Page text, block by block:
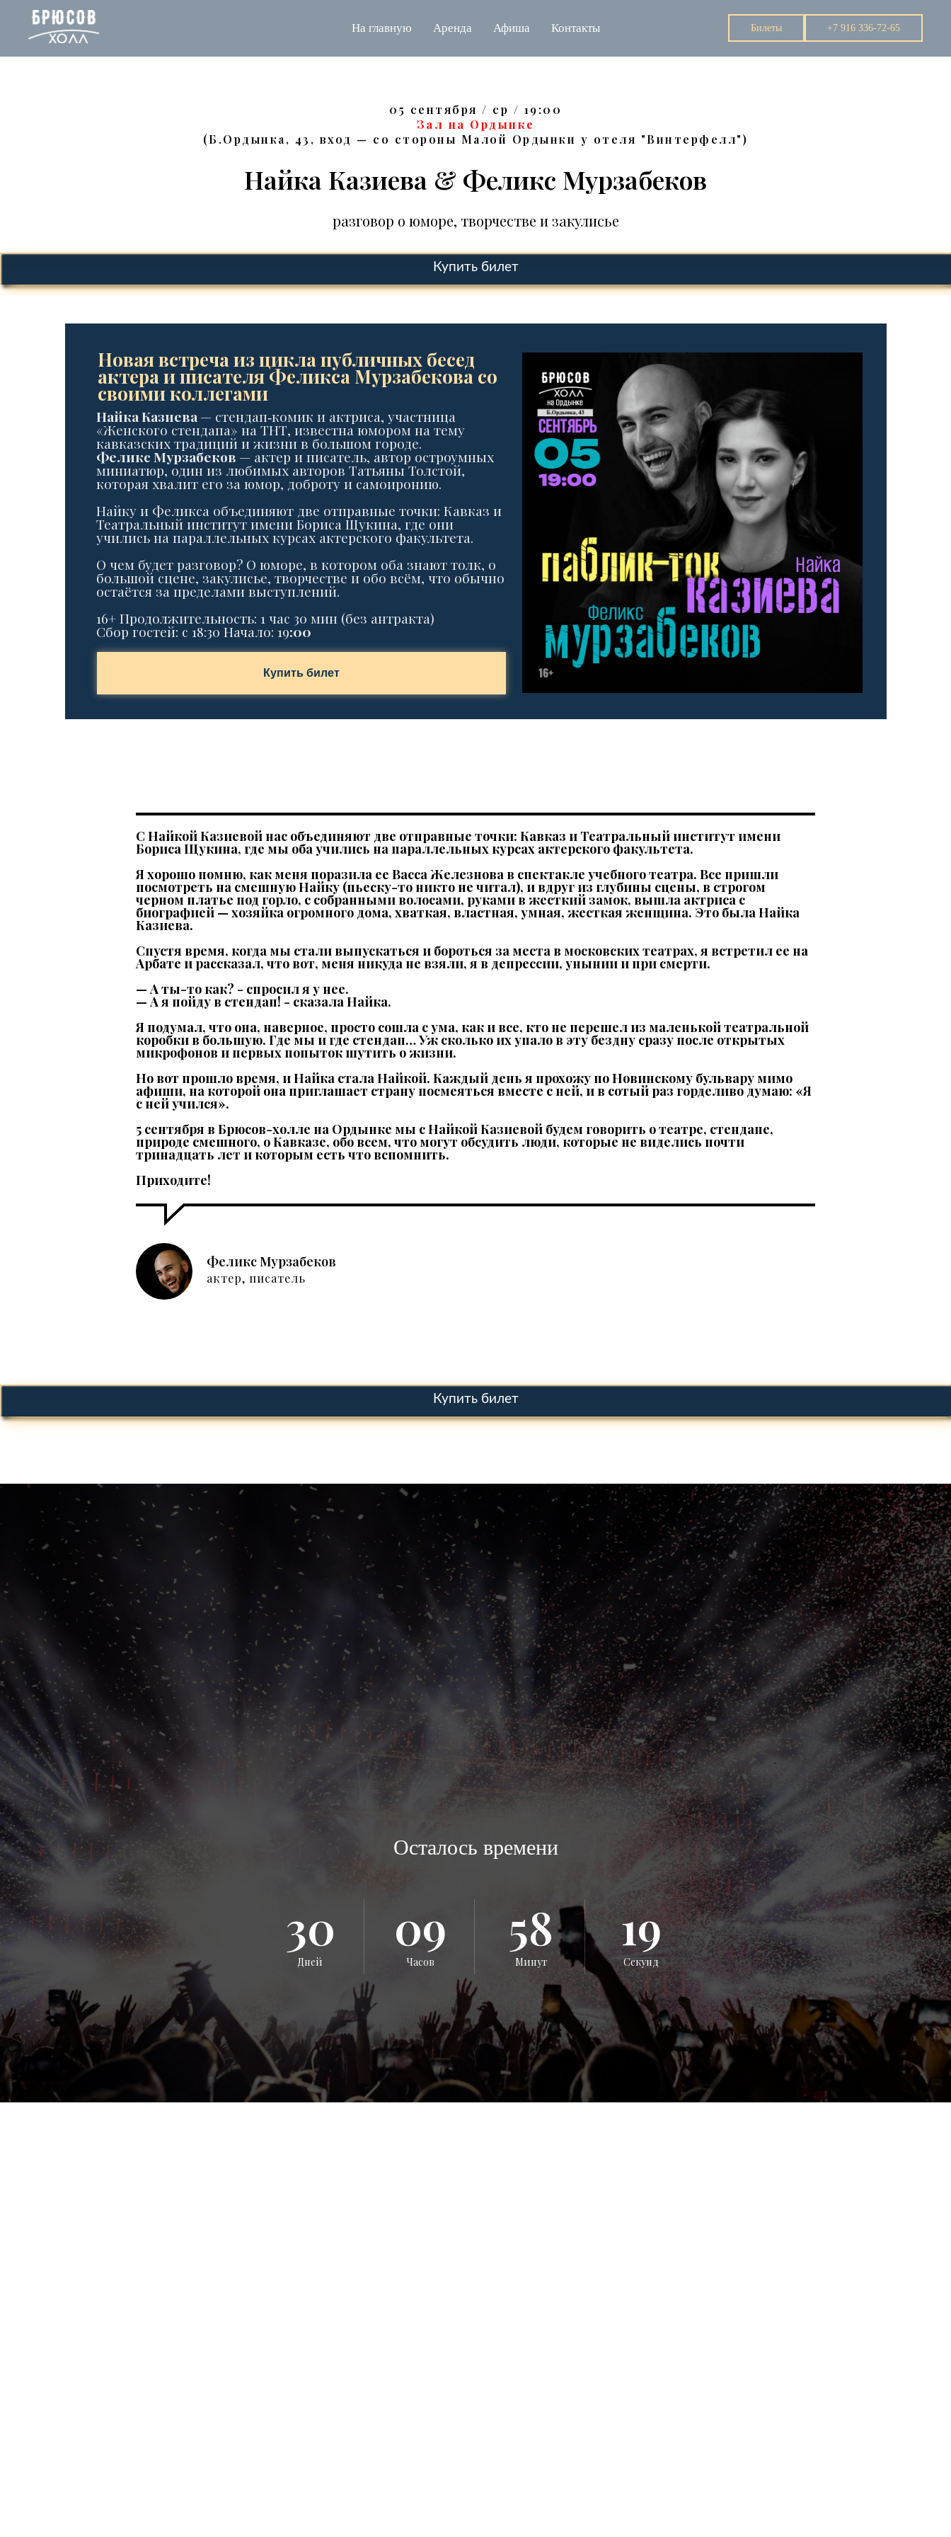
На главную Аренда Афиша Контакты Билеты +7 916 336-72-65
05 сентября / ср / 19:00
Зал на Ордынке
(Б.Ордынка, 43, вход — со стороны Малой Ордынки у отеля "Винтерфелл")
Найка Казиева & Феликс Мурзабеков
разговор о юморе, творчестве и закулисье
Купить билет
Новая встреча из цикла публичных бесед
актера и писателя Феликса Мурзабекова со
своими коллегами
Найка Казиева — стендап‑комик и актриса, участница
«Женского стендапа» на ТНТ, известна юмором на тему
кавказских традиций и жизни в большом городе.
Феликс Мурзабеков — актер и писатель, автор остроумных
миниатюр, один из любимых авторов Татьяны Толстой,
которая хвалит его за юмор, доброту и самоиронию.
Найку и Феликса объединяют две отправные точки: Кавказ и
Театральный институт имени Бориса Щукина, где они
учились на параллельных курсах актерского факультета.
О чем будет разговор? О юморе, в котором оба знают толк, о
большой сцене, закулисье, творчестве и обо всём, что обычно
остаётся за пределами выступлений.
16+ Продолжительность: 1 час 30 мин (без антракта)
Сбор гостей: c 18:30 Начало: 19:00
Купить билет
С Найкой Казиевой нас объединяют две отправные точки: Кавказ и Театральный институт имени
Бориса Щукина, где мы оба учились на параллельных курсах актерского факультета.
Я хорошо помню, как меня поразила ее Васса Железнова в спектакле учебного театра. Все пришли
посмотреть на смешную Найку (пьеску-то никто не читал), и вдруг из глубины сцены, в строгом
черном платье под горло, с собранными волосами, руками в жесткий замок, вышла актриса с
биографией — хозяйка огромного дома, хваткая, властная, умная, жесткая женщина. Это была Найка
Казиева.
Спустя время, когда мы стали выпускаться и бороться за места в московских театрах, я встретил ее на
Арбате и рассказал, что вот, меня никуда не взяли, я в депрессии, унынии и при смерти.
— А ты-то как? - спросил я у нее.
— А я пойду в стендап! - сказала Найка.
Я подумал, что она, наверное, просто сошла с ума, как и все, кто не перешел из маленькой театральной
коробки в большую. Где мы и где стендап… Уж сколько их упало в эту бездну сразу после открытых
микрофонов и первых попыток шутить о жизни.
Но вот прошло время, и Найка стала Найкой. Каждый день я прохожу по Новинскому бульвару мимо
афиши, на которой она приглашает страну посмеяться вместе с ней, и в сотый раз горделиво думаю: «Я
с ней учился».
5 сентября в Брюсов-холле на Ордынке мы с Найкой Казиевой будем говорить о театре, стендапе,
природе смешного, о Кавказе, обо всем, что могут обсудить люди, которые не виделись почти
тринадцать лет и которым есть что вспомнить.
Приходите!
Феликс Мурзабеков
актер, писатель
Купить билет
Осталось времени
30
Дней
09
Часов
58
Минут
18
Секунд